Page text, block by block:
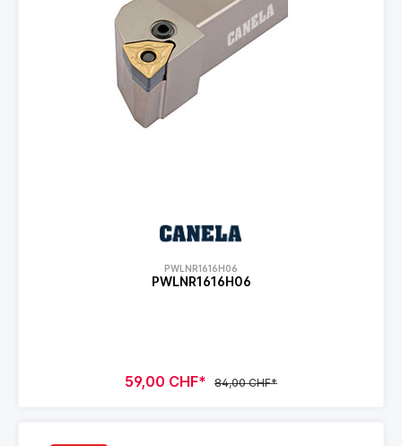
PWLNR1616H06
PWLNR1616H06
59,00 CHF* 84,00 CHF*